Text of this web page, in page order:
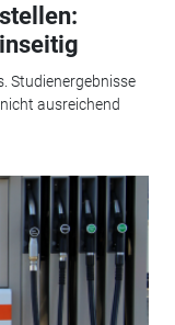
Studienergebnisse
ausreichend